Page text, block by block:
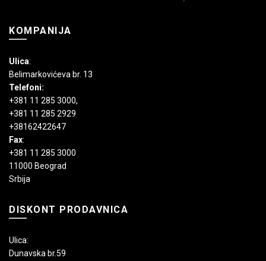
KOMPANIJA
Ulica:
Belimarkovićeva br. 13
Telefoni:
+381 11 285 3000,
+381 11 285 2929
+38162422647
Fax:
+381 11 285 3000
11000 Beograd
Srbija
DISKONT PRODAVNICA
Ulica:
Dunavska br.59